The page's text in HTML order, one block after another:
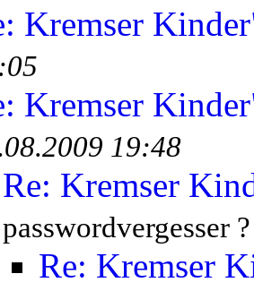
Kremser
Kremser
19:48
Re: Kremser
passwordvergesser
Re: Kremser